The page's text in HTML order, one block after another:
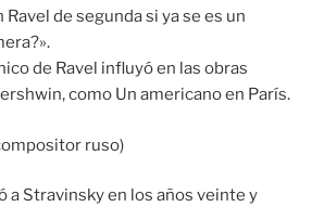
de segunda si ya se es un
de Ravel influyó en las obras
como Un americano en París.
ruso)
a Stravinsky en los años veinte y